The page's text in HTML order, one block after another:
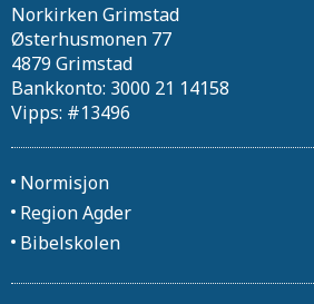
Norkirken Grimstad
Østerhusmonen 77
4879 Grimstad
Bankkonto: 3000 21 14158
Vipps: #13496
Normisjon
Region Agder
Bibelskolen